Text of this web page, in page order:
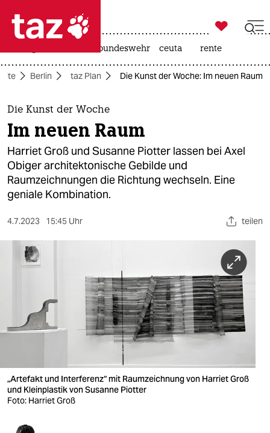
 taz zahl ich
taz zahl ich
themen
politik
öko
gesellschaft
kultur
sport
berlin
wahrheit
verlag
veranstaltungen
shop

taz zahl ich
bundeswehr ceuta rente
Berlin taz Plan Die Kunst der Woche: Im neuen Raum
Die Kunst der Woche
Im neuen Raum
Harriet Groß und Susanne Piotter lassen bei Axel
Obiger architektonische Gebilde und
Raumzeichnungen die Richtung wechseln. Eine
geniale Kombination.
4.7.2023 15:45 Uhr teilen
„Artefakt und Interferenz“ mit Raumzeichnung von Harriet Groß
und Kleinplastik von Susanne Piotter
Foto: Harriet Groß